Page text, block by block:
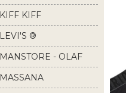
KIFF KIFF
LEVI'S ®
MANSTORE - OLAF
BENZ
MASSANA